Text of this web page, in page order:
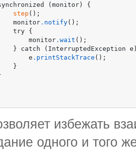
(monitor) {
step ();
monitor
.notify();
try {
monitor
.wait ();
} catch (InterruptedException
e
.printStackTrace ();
}
избежать
одного и того